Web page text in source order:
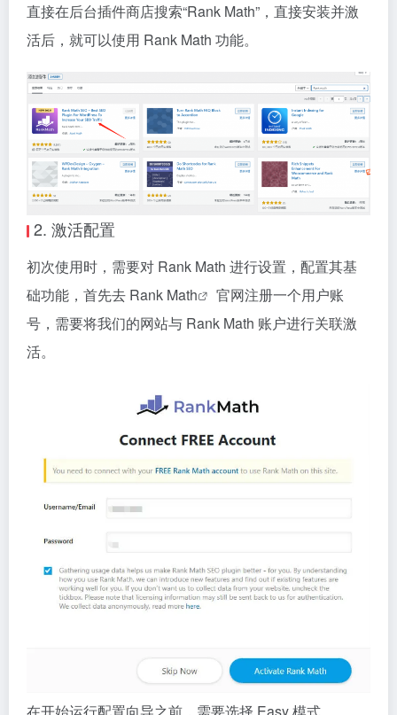
直接在后台插件商店搜索“Rank Math”，直接安装并激
活后，就可以使用 Rank Math 功能。
2. 激活配置
初次使用时，需要对 Rank Math 进行设置，配置其基
础功能，首先去 Rank Math
官网注册一个用户账
号，需要将我们的网站与 Rank Math 账户进行关联激
活。